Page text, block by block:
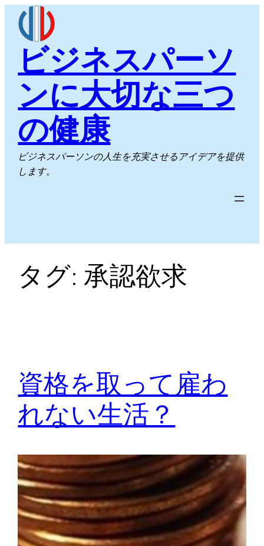
ビジネスパーソ
ンに大切な三つ
の健康
ビジネスパーソンの人生を充実させるアイデアを提供
します。
タグ:承認欲求
資格を取って雇わ
れない生活？